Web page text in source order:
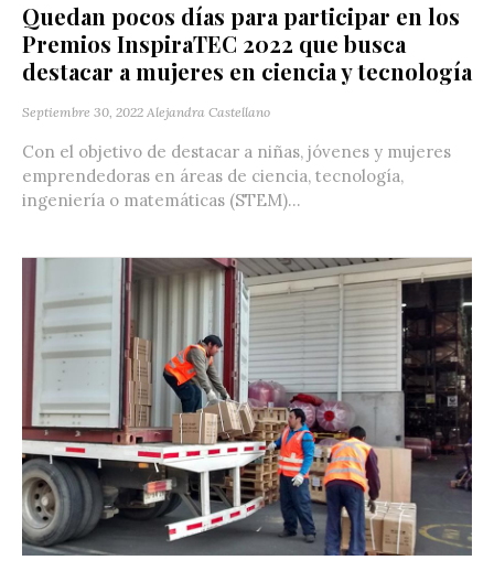
Quedan pocos días para participar en los
Premios InspiraTEC 2022 que busca
destacar a mujeres en ciencia y tecnología
Septiembre 30, 2022 Alejandra Castellano
Con el objetivo de destacar a niñas, jóvenes y mujeres
emprendedoras en áreas de ciencia, tecnología,
ingeniería o matemáticas (STEM)...